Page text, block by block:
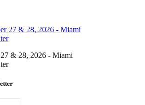
& 28, 2026 - Miami